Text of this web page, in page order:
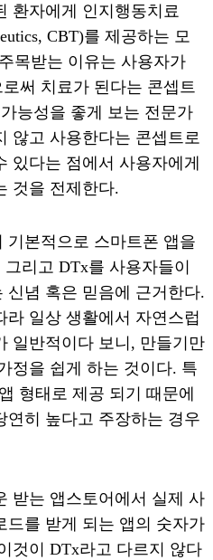
환자에게 인지행동치료
CBT)를 제공하는 모
목받는 이유는 사용자가
써 치료가 된다는 콘셉트
능성을 좋게 보는 전문가
않고 사용한다는 콘셉트로
있다는 점에서 사용자에게
것을 전제한다.
기본적으로 스마트폰 앱을
리고 DTx를 사용자들이
신념 혹은 믿음에 근거한다.
일상 생활에서 자연스럽
일반적이다 보니, 만들기만
정을 쉽게 하는 것이다. 특
형태로 제공 되기 때문에
연히 높다고 주장하는 경우
받는 앱스토어에서 실제 사
드를 받게 되는 앱의 숫자가
것이 DTx라고 다르지 않다